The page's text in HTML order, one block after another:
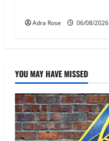
Adra Rose 06/08/2026
YOU MAY HAVE MISSED